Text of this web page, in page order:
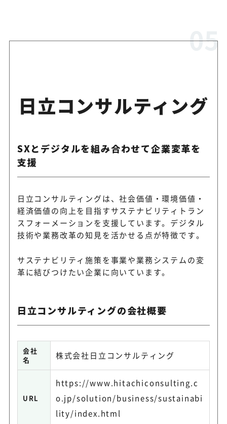
日立コンサルティング
SXとデジタルを組み合わせて企業変革を
支援
日立コンサルティングは、社会価値・環境価値・
経済価値の向上を目指すサステナビリティトラン
スフォーメーションを支援しています。デジタル
技術や業務改革の知見を活かせる点が特徴です。
サステナビリティ施策を事業や業務システムの変
革に結びつけたい企業に向いています。
日立コンサルティングの会社概要
会社
名
株式会社日立コンサルティング
URL
https://www.hitachiconsulting.c
o.jp/solution/business/sustainabi
lity/index.html